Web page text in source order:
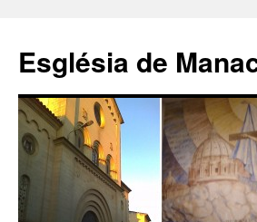
contenido
Església de